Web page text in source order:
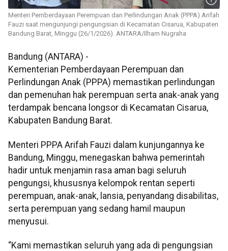
Menteri Pemberdayaan Perempuan dan Perlindungan Anak (PPPA) Arifah
Fauzi saat mengunjungi pengungsian di Kecamatan Cisarua, Kabupaten
Bandung Barat, Minggu (26/1/2026). ANTARA/Ilham Nugraha
Bandung (ANTARA) -
Kementerian Pemberdayaan Perempuan dan
Perlindungan Anak (PPPA) memastikan perlindungan
dan pemenuhan hak perempuan serta anak-anak yang
terdampak bencana longsor di Kecamatan Cisarua,
Kabupaten Bandung Barat.
Menteri PPPA Arifah Fauzi dalam kunjungannya ke
Bandung, Minggu, menegaskan bahwa pemerintah
hadir untuk menjamin rasa aman bagi seluruh
pengungsi, khususnya kelompok rentan seperti
perempuan, anak-anak, lansia, penyandang disabilitas,
serta perempuan yang sedang hamil maupun
menyusui.
“Kami memastikan seluruh yang ada di pengungsian